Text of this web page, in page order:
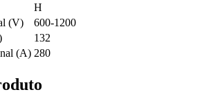
H
(V)
600-1200
132
(A) 280